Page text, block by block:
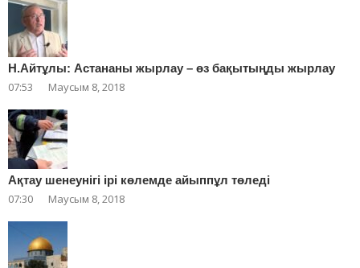
Н.Айтұлы: Астананы жырлау – өз бақытыңды жырлау
07:53 Маусым 8, 2018
Ақтау шенеунігі ірі көлемде айыппұл төледі
07:30 Маусым 8, 2018